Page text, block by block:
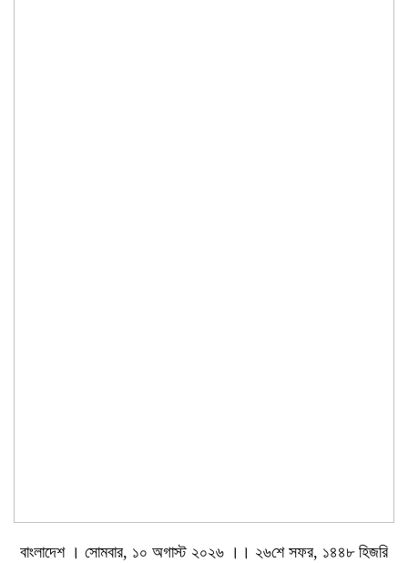
বাংলাদেশ । সোমবার, ১০ অগাস্ট ২০২৬ ।। ২৬শে সফর, ১৪৪৮ হিজরি